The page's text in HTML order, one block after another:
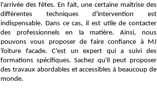
l'arrivée des fêtes. En fait, une certaine maîtrise des
différentes techniques d'intervention est
indispensable. Dans ce cas, il est utile de contacter
des professionnels en la matière. Ainsi, nous
pouvons vous proposer de faire confiance à MJ
Toiture facade. C'est un expert qui a suivi des
formations spécifiques. Sachez qu'il peut proposer
des travaux abordables et accessibles à beaucoup de
monde.